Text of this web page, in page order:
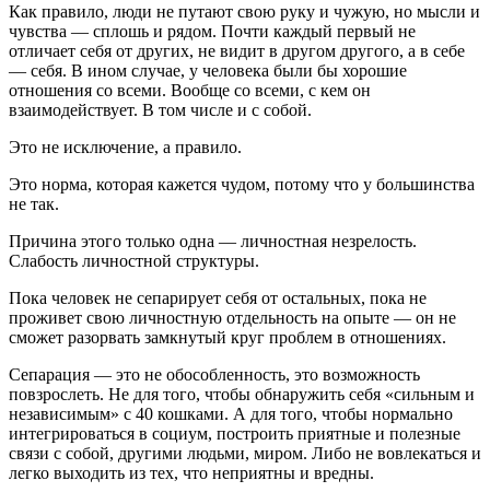
Как правило, люди не путают свою руку и чужую, но мысли и
чувства — сплошь и рядом. Почти каждый первый не
отличает себя от других, не видит в другом другого, а в себе
— себя. В ином случае, у человека были бы хорошие
отношения со всеми. Вообще со всеми, с кем он
взаимодействует. В том числе и с собой.
Это не исключение, а правило.
Это норма, которая кажется чудом, потому что у большинства
не так.
Причина этого только одна — личностная незрелость.
Слабость личностной структуры.
Пока человек не сепарирует себя от остальных, пока не
проживет свою личностную отдельность на опыте — он не
сможет разорвать замкнутый круг проблем в отношениях.
Сепарация — это не обособленность, это возможность
повзрослеть. Не для того, чтобы обнаружить себя «сильным и
независимым» с 40 кошками. А для того, чтобы нормально
интегрироваться в социум, построить приятные и полезные
связи с собой, другими людьми, миром. Либо не вовлекаться и
легко выходить из тех, что неприятны и вредны.